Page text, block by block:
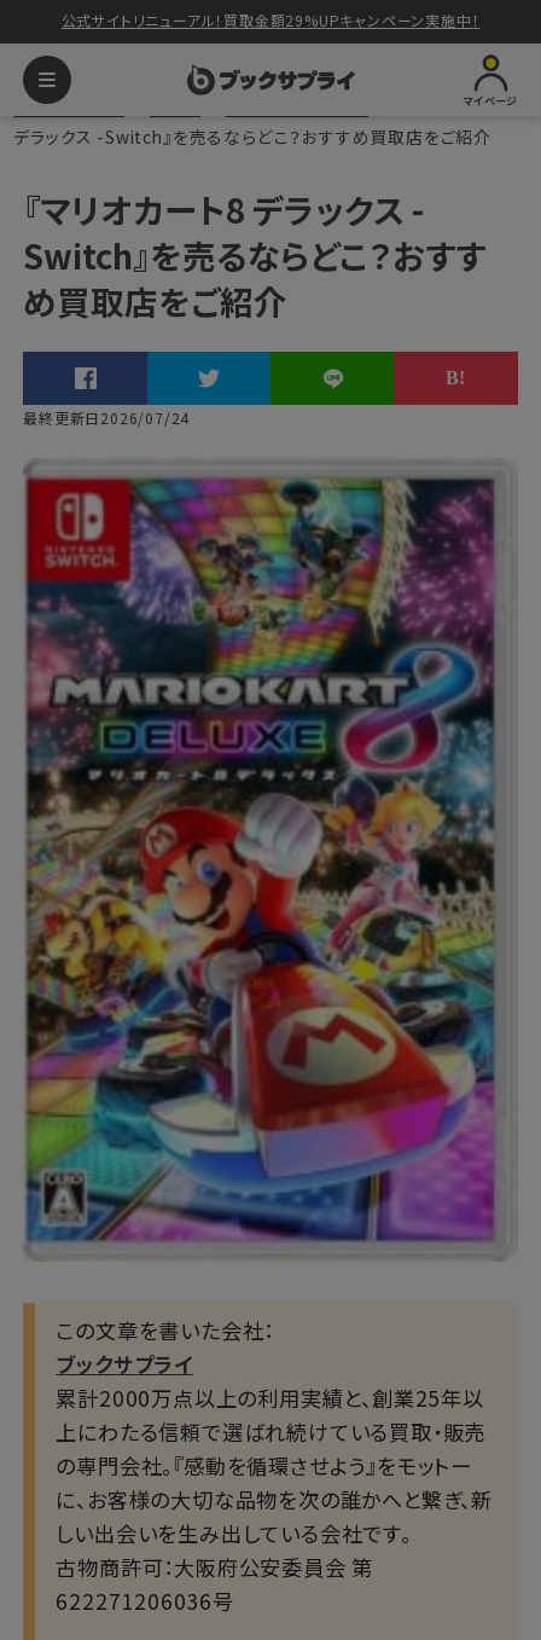
公式サイトリニューアル！買取金額29%UPキャンペーン実施中！
マイページ
ブックサプライ
『マリオカート8
デラックス -Switch』を売るならどこ？おすすめ買取店をご紹介
『マリオカート8 デラックス -
Switch』を売るならどこ？おすす
め買取店をご紹介
最終更新日2026/07/24
この文章を書いた会社：
ブックサプライ
累計2000万点以上の利用実績と、創業25年以
上にわたる信頼で選ばれ続けている買取・販売
の専門会社。『感動を循環させよう』をモットー
に、お客様の大切な品物を次の誰かへと繋ぎ、新
しい出会いを生み出している会社です。
古物商許可：大阪府公安委員会 第
622271206036号